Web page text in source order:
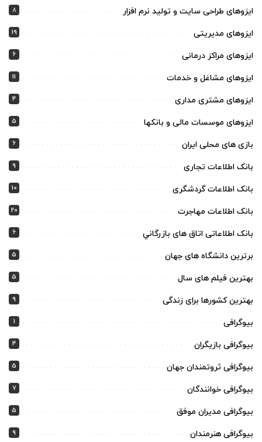
ایزوهای طراحی سایت و تولید نرم افزار 8
ایزوهای مدیریتی 19
ایزوهای مراکز درمانی 6
ایزوهای مشاغل و خدمات 11
ایزوهای مشتری مداری 4
ایزوهای موسسات مالی و بانکها 5
بازی های محلی ایران 6
بانک اطلاعات تجاری 9
بانک اطلاعات گردشگری 10
بانک اطلاعات مهاجرت 20
بانک اطلاعاتی اتاق های بازرگاني 6
برترین دانشگاه های جهان 5
بهترین فیلم های سال 5
بهترین کشورها برای زندگی 9
بیوگرافی 1
بیوگرافی بازیگران 4
بیوگرافی ثروتمندان جهان 5
بیوگرافی خوانندگان 7
بیوگرافی مدیران موفق 5
بیوگرافی هنرمندان 9